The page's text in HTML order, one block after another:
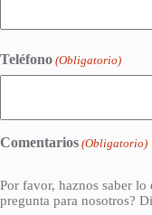
Teléfono (Obligatorio)
Comentarios (Obligatorio)
Por favor, haznos saber lo
pregunta para nosotros?